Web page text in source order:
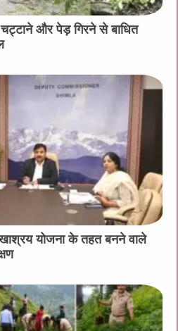
चट्टाने और पेड़ गिरने से बाधित
योजना के तहत बनने वाले